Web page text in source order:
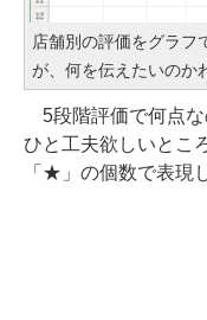
店舗別の評価をグラフ
が、何を伝えたいのか
5段階評価で何点な
ひと工夫欲しいとこ
「★」の個数で表現